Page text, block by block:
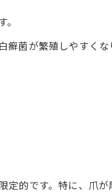
菌が繁殖しやすくな
的です。特に、爪